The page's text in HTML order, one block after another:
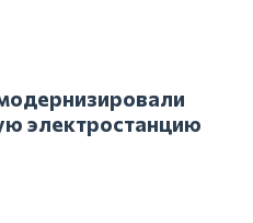
электростанцию